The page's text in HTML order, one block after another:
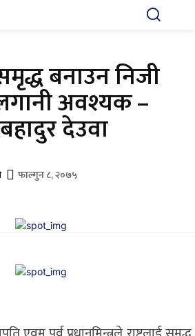
समृद्ध बनाउन निजी
अवश्यक –
देउवा
फाल्गुन ८, २०७५